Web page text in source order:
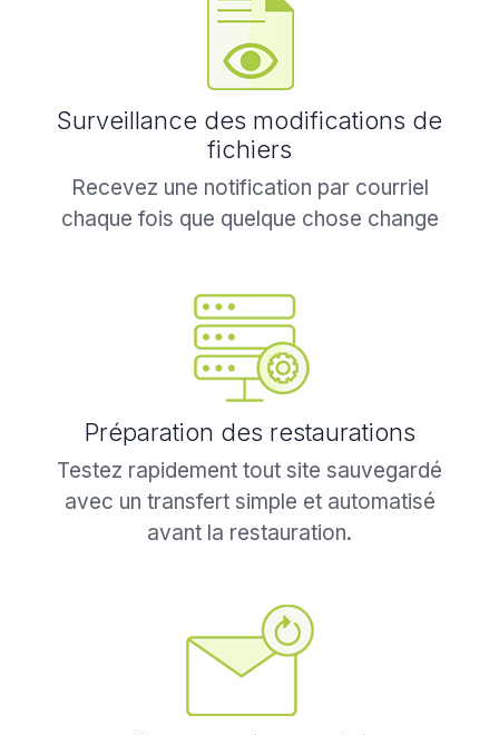
Surveillance des modifications de
fichiers
Recevez une notification par courriel
chaque fois que quelque chose change
Préparation des restaurations
Testez rapidement tout site sauvegardé
avec un transfert simple et automatisé
avant la restauration.